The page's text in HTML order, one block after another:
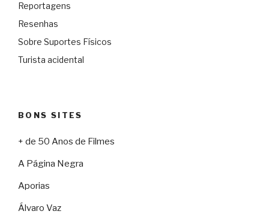
Reportagens
Resenhas
Sobre Suportes Físicos
Turista acidental
BONS SITES
+ de 50 Anos de Filmes
A Página Negra
Aporias
Álvaro Vaz